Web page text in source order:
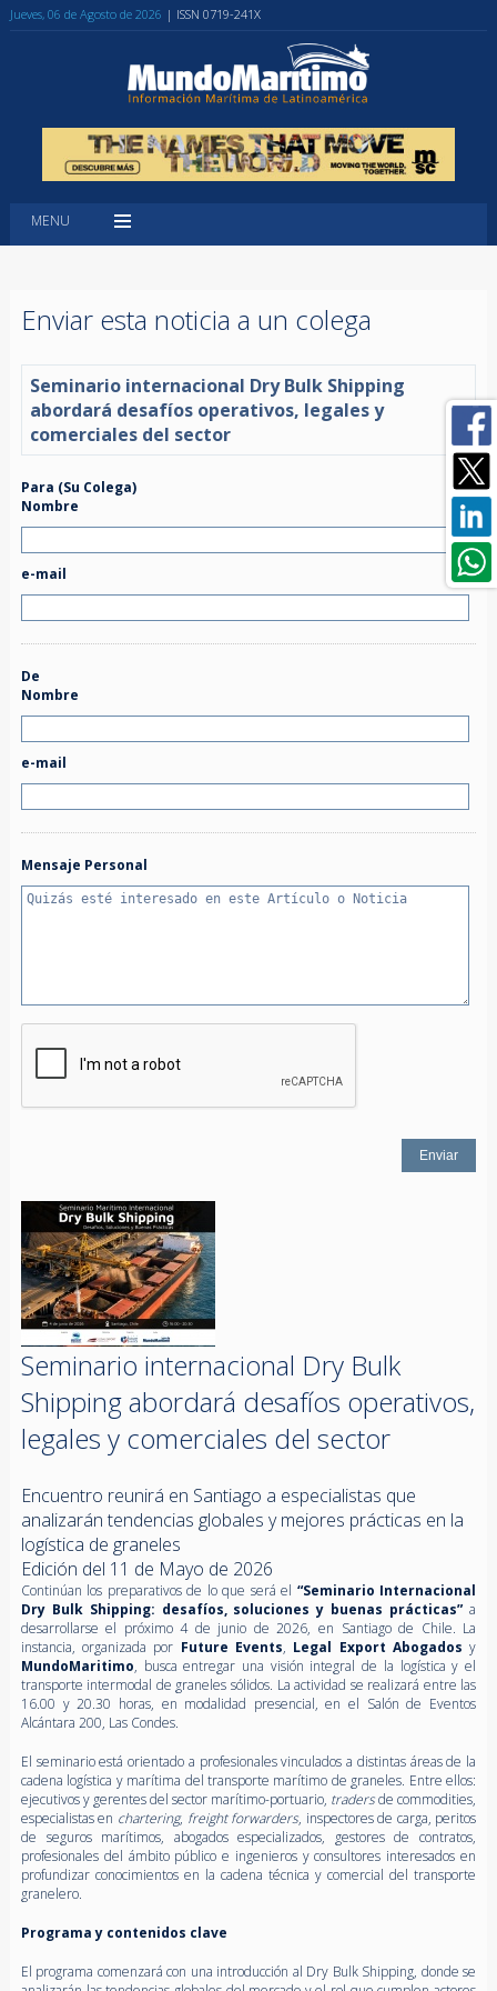
Jueves, 06 de Agosto de 2026 | ISSN 0719-241X
MENU
Enviar esta noticia a un colega
Seminario internacional Dry Bulk Shipping
abordará desafíos operativos, legales y
comerciales del sector
Para (Su Colega)
Nombre
e-mail
De
Nombre
e-mail
Mensaje Personal
Seminario internacional Dry Bulk
Shipping abordará desafíos operativos,
legales y comerciales del sector
Encuentro reunirá en Santiago a especialistas que
analizarán tendencias globales y mejores prácticas en la
logística de graneles
Edición del 11 de Mayo de 2026
Continúan los preparativos de lo que será el “Seminario Internacional
Dry Bulk Shipping: desafíos, soluciones y buenas prácticas” a
desarrollarse el próximo 4 de junio de 2026, en Santiago de Chile. La
instancia, organizada por Future Events, Legal Export Abogados y
MundoMaritimo, busca entregar una visión integral de la logística y el
transporte intermodal de graneles sólidos. La actividad se realizará entre las
16.00 y 20.30 horas, en modalidad presencial, en el Salón de Eventos
Alcántara 200, Las Condes.
El seminario está orientado a profesionales vinculados a distintas áreas de la
cadena logística y marítima del transporte marítimo de graneles. Entre ellos:
ejecutivos y gerentes del sector marítimo-portuario, tradersde commodities,
especialistas en chartering, freight forwarders, inspectores de carga, peritos
de seguros marítimos, abogados especializados, gestores de contratos,
profesionales del ámbito público e ingenieros y consultores interesados en
profundizar conocimientos en la cadena técnica y comercial del transporte
granelero.
Programa y contenidos clave
El programa comenzará con una introducción al Dry Bulk Shipping, donde se